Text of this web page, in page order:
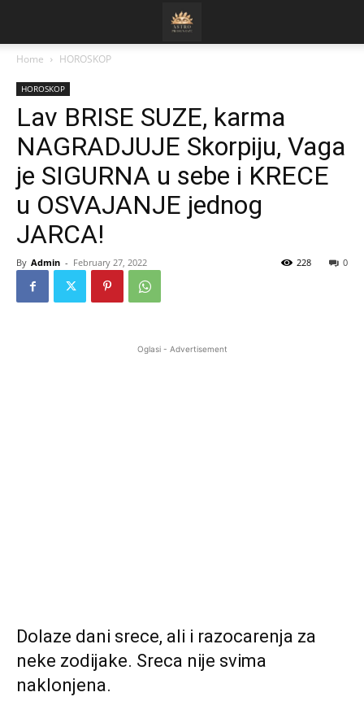
Home HOROSKOP
HOROSKOP
Lav BRISE SUZE, karma
NAGRADJUJE Skorpiju, Vaga
je SIGURNA u sebe i KRECE
u OSVAJANJE jednog
JARCA!
By Admin - February 27, 2022 0
228
Oglasi - Advertisement
Dolaze dani srece, ali i razocarenja za
neke zodijake. Sreca nije svima
naklonjena.